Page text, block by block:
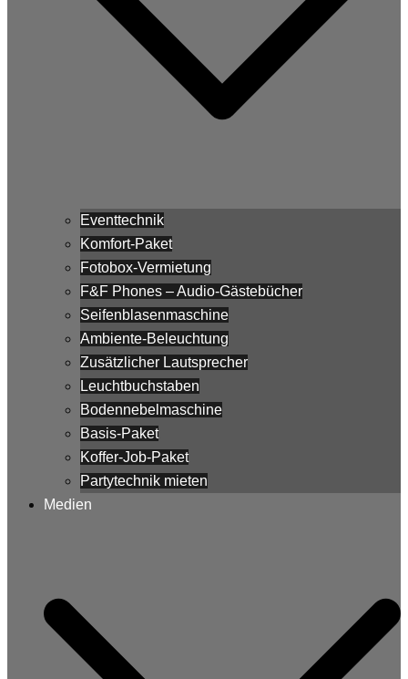
Eventtechnik
Komfort-Paket
Fotobox-Vermietung
F&F Phones – Audio-Gästebücher
Seifenblasenmaschine
Ambiente-Beleuchtung
Zusätzlicher Lautsprecher
Leuchtbuchstaben
Bodennebelmaschine
Basis-Paket
Koffer-Job-Paket
Partytechnik mieten
Medien